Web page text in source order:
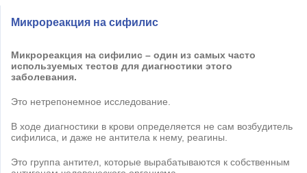
Микрореакция на сифилис
Микрореакция на сифилис – один из самых часто
используемых тестов для диагностики этого
заболевания.
Это нетрепонемное исследование.
В ходе диагностики в крови определяется не сам возбудитель
сифилиса, и даже не антитела к нему, реагины.
Это группа антител, которые вырабатываются к собственным